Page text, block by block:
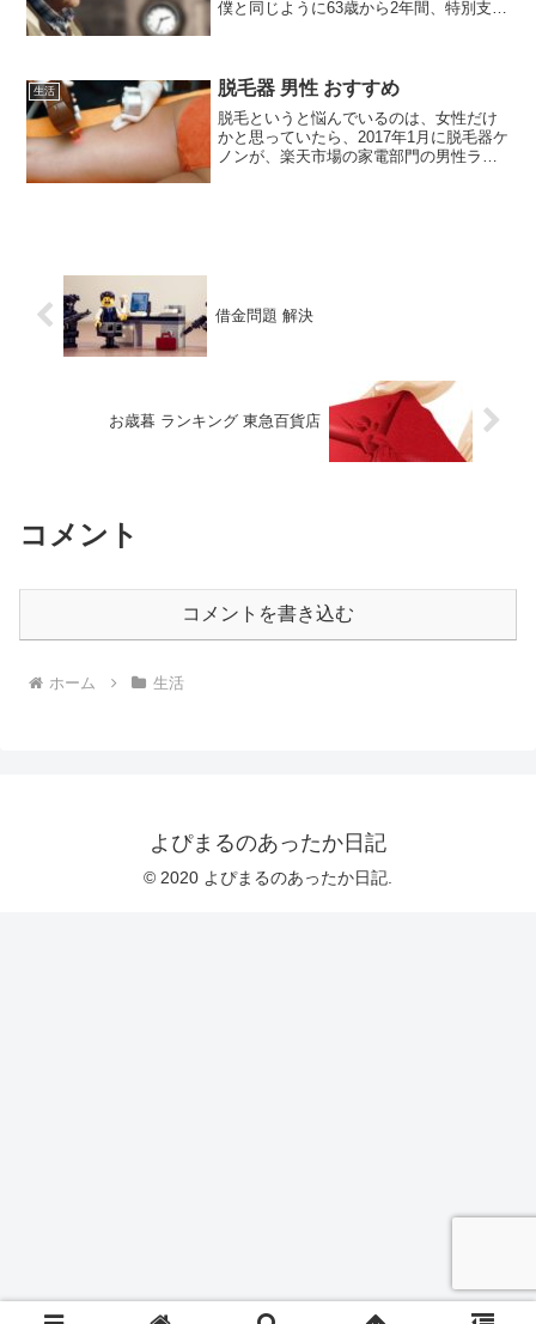
僕と同じように63歳から2年間、特別支給
生活 脱毛器 男性 おすすめ
脱毛というと悩んでいるのは、女性だけ
かと思っていたら、2017年1月に脱毛器ケ
ノンが、楽天市場の家電部門の男性ラン
借金問題 解決
お歳暮 ランキング 東急百貨店
コメント
コメントを書き込む
ホーム 生活
よぴまるのあったか日記
© 2020 よぴまるのあったか日記.